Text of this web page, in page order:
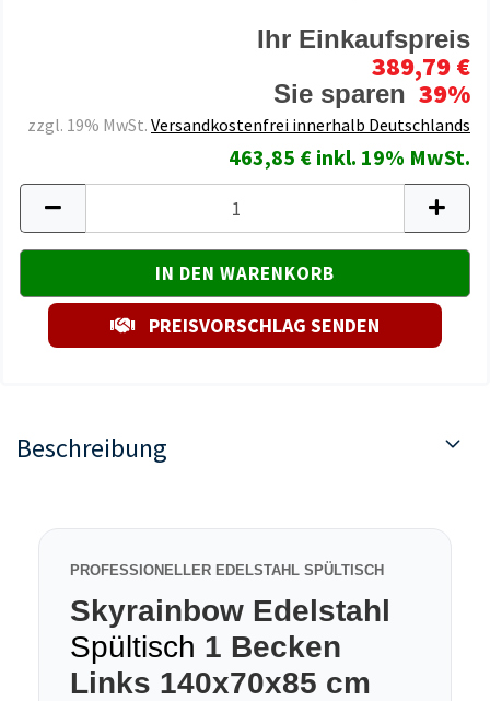
Ihr Einkaufspreis
389,79 €
Sie sparen 39%
zzgl. 19% MwSt. Versandkostenfrei innerhalb Deutschlands
463,85 € inkl. 19% MwSt.
PREISVORSCHLAG SENDEN
Beschreibung
PROFESSIONELLER EDELSTAHL SPÜLTISCH
Skyrainbow Edelstahl
Spültisch 1 Becken
Links 140x70x85 cm